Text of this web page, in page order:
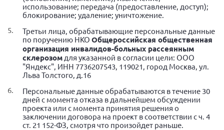
Конференция ОООИБРС 2025
Экспертный совет ОООИБРС 2025
Конференция ОООИБРС 2024
Конференция ОООИБРС 2023
Конференция ОООИБРС 2022
Конференция ВСЭ 2021
Конференция ОООИБРС 2020
использование; передача (предоставление, доступ);
блокирование; удаление; уничтожение.
Третьи лица, обрабатывающие персональные данные
по поручению НКО Общероссийская общественная
организация инвалидов-больных рассеянным
склерозом для указанной в согласии цели: ООО
"Яндекс", ИНН 7736207543, 119021, город Москва, ул.
Льва Толстого, д.16
Персональные данные обрабатываются в течение 30
дней с момента отказа в дальнейшем обсуждении
проекта или с момента принятия решения о
заключении договора на проект в соответствии с ч. 4
ст. 21 152-ФЗ, смотря что произойдет раньше.